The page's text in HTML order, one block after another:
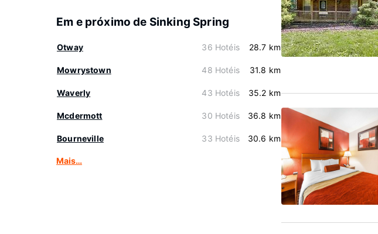
Em e próximo de Sinking Spring
Otway 36 Hotéis 28.7 km
Mowrystown 48 Hotéis 31.8 km
Waverly 43 Hotéis 35.2 km
Mcdermott 30 Hotéis 36.8 km
Bourneville 33 Hotéis 30.6 km
Mais…